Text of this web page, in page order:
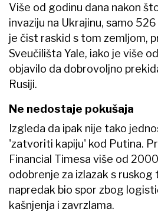
Više od godinu dana nakon
invaziju na Ukrajinu, samo
je čist raskid s tom zemljom,
Sveučilišta Yale, iako je više
objavilo da dobrovoljno
Rusiji.
Ne nedostaje pokušaja
Izgleda da ipak nije tako
'zatvoriti kapiju' kod Putina.
Financial Timesa više od
odobrenje za izlazak s ruskog
napredak bio spor zbog
kašnjenja i zavrzlama.